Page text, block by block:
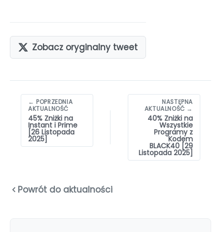
Zobacz oryginalny tweet
Nawigacja
wpisów
← POPRZEDNIA
AKTUALNOŚĆ
45% Zniżki na
Instant i Prime
[26 Listopada
2025]
NASTĘPNA
AKTUALNOŚĆ →
40% Zniżki na
Wszystkie
Programy z
Kodem
BLACK40 [29
Listopada 2025]
Powrót do aktualności